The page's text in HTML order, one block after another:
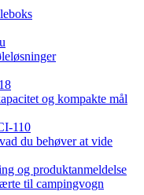
og kompakte mål
110
du behøver at vide
og produktanmeldelse
til campingvogn